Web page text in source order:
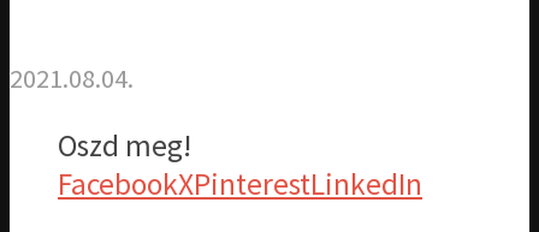
2021.08.04.
Oszd meg!
FacebookXPinterestLinkedIn